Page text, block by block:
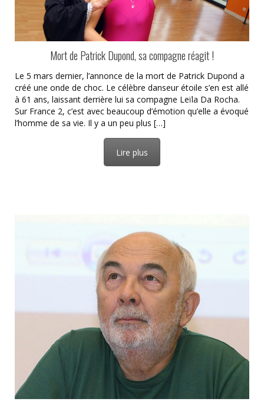
Mort de Patrick Dupond, sa compagne réagit !
Le 5 mars dernier, l’annonce de la mort de Patrick Dupond a
créé une onde de choc. Le célèbre danseur étoile s’en est allé
à 61 ans, laissant derrière lui sa compagne Leïla Da Rocha.
Sur France 2, c’est avec beaucoup d’émotion qu’elle a évoqué
l’homme de sa vie. Il y a un peu plus […]
Lire plus